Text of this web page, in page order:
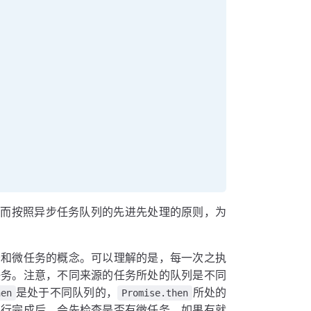
按照异步任务队列的先进先处理的原则，为
微任务的概念。可以理解的是，每一次之执
。注意，不同来源的任务所处的队列是不同
是处于不同队列的， Promise.then 所处的